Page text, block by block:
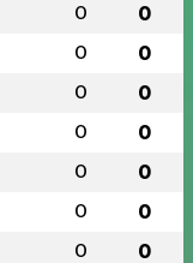
0 0
0 0
0 0
0 0
0 0
0 0
0 0